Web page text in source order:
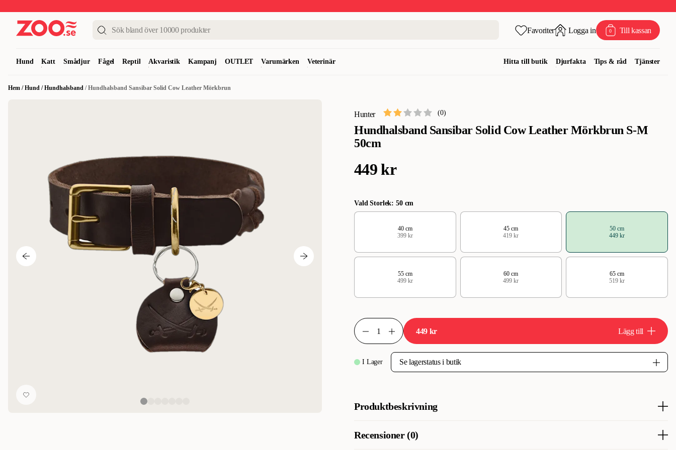
Favoriter Logga in 0 Till kassan
Hund Katt Smådjur Fågel Reptil Akvaristik Kampanj OUTLET Varumärken Veterinär Hitta till butik Djurfakta Tips & råd Tjänster
Hem /Hund /Hundhalsband /Hundhalsband Sansibar Solid Cow Leather Mörkbrun
Hunter
Hundhalsband Sansibar Solid Cow Leather Mörkbrun S-M
50cm
(0)
449 kr
Vald Storlek: 50 cm
40 cm
399 kr
45 cm
419 kr
50 cm
449 kr
55 cm
499 kr
60 cm
499 kr
65 cm
519 kr
449 kr Lägg till
I Lager
Produktbeskrivning
Tillverkat i högkvalitativt brunt läder som hanflätats för att ge en lyxig look.
Recensioner (0)